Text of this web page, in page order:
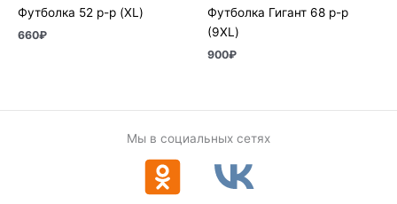
Футболка 52 р-р (XL)
660₽
Футболка Гигант 68 р-р
(9XL)
900₽
Мы в социальных сетях